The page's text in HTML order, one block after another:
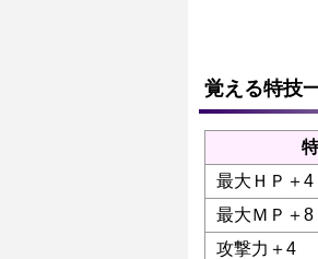
覚える特技
最大ＨＰ＋4
最大ＭＰ＋8
攻撃力＋4